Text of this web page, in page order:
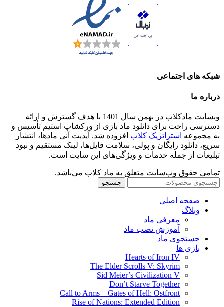
شبکه های اجتماعی
درباره ما
وبسایت مادکلاب در بهمن سال 1401 با هدف گسترش و ارائه
دسترسی راحت برای دانلود ماد بازی از ورکشاپ استیم تأسیس و
به مجموعه استراتژیک کلاب افزوده شد. آپدیت آنی مادها، انتشار
سریع، دانلود رایگان و پولی، سلامت فایل‌ها، لینک مستقیم و نبود
تبلیغات از جمله خدمات و ویژگی‌های این سایت است.
تمامی حقوق وب‌سایت متعلق به ماد کلاب می‌باشد.
جستجو
صفحه اصلی
وبلاگ
معرفی ماد
آموزش نصب ماد
جستجوی ماد
بازی ها
Hearts of Iron IV
The Elder Scrolls V: Skyrim
Sid Meier’s Civilization V
Don’t Starve Together
Call to Arms – Gates of Hell: Ostfront
Rise of Nations: Extended Edition